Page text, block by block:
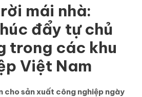
mái nhà:
đẩy tự chủ
trong các khu
Việt Nam
cho sản xuất công nghiệp ngày